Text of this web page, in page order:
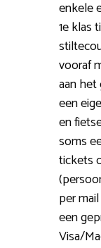
enkele
1e klas
vooraf
aan
een
en
soms
tickets
per
een
Visa/